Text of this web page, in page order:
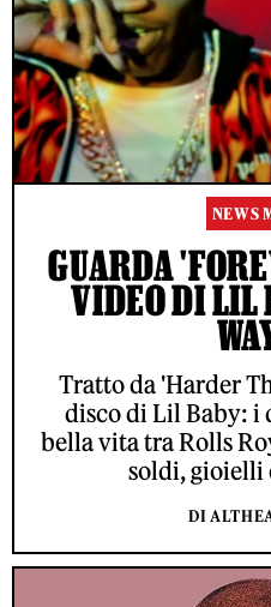
NEWS
GUARDA
VIDEO DI LIL
Tratto da 'Harder
disco di Lil Baby: i
bella vita tra Rolls
soldi, gioielli
DI